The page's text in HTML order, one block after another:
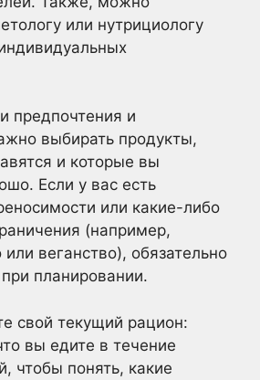
или нутрициологу
предпочтения и
выбирать продукты,
и которые вы
Если у вас есть
или какие-либо
(например,
или веганство), обязательно
планировании.
свой текущий рацион:
вы едите в течение
чтобы понять, какие